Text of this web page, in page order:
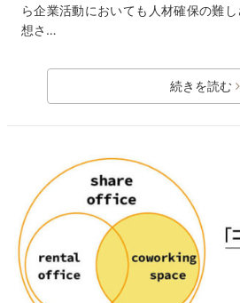
ら企業活動においても人材確保の難
想さ…
続きを読む